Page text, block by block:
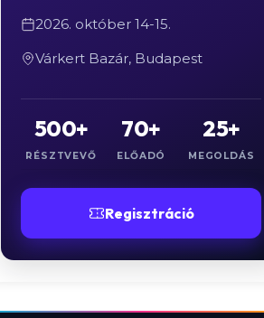
2026. október 14-15.
Várkert Bazár, Budapest
500+
RÉSZTVEVŐ
70+
ELŐADÓ
25+
MEGOLDÁS
Regisztráció